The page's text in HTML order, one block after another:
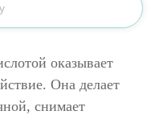
оказывает
Она делает
снимает